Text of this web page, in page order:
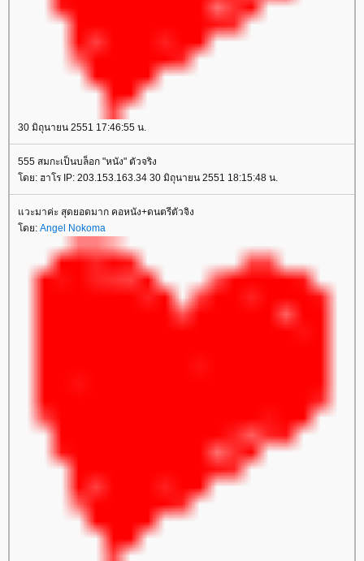
30 มิถุนายน 2551 17:46:55 น.
555 สมกะเป็นบล็อก "หนัง" ตัวจริง
ดย: ฮาโร IP: 203.153.163.34 30 มิถุนายน 2551 18:15:48 น.
วะมาค่ะ สุดยอดมาก คอหนัง+ดนตรีตัวจิง
ดย: Angel Nokoma